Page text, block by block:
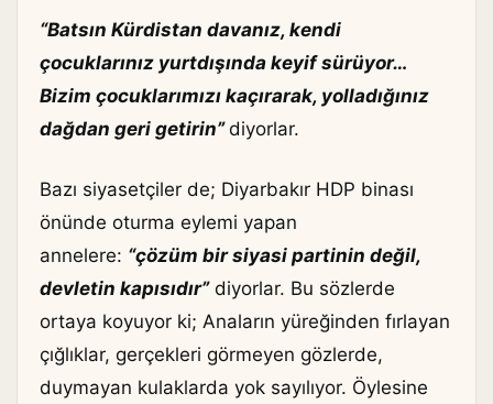
“Batsın Kürdistan davanız, kendi
çocuklarınız yurtdışında keyif sürüyor…
Bizim çocuklarımızı kaçırarak, yolladığınız
dağdan geri getirin”diyorlar.
Bazı siyasetçiler de; Diyarbakır HDP binası
önünde oturma eylemi yapan
annelere: “çözüm bir siyasi partinin değil,
devletin kapısıdır”diyorlar. Bu sözlerde
ortaya koyuyor ki; Anaların yüreğinden fırlayan
çığlıklar, gerçekleri görmeyen gözlerde,
duymayan kulaklarda yok sayılıyor. Öylesine